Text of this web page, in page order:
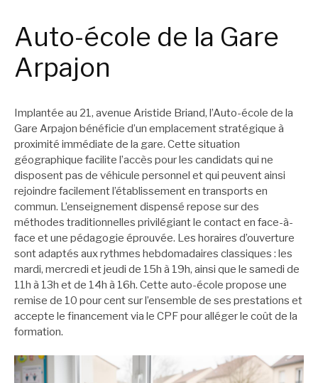
Auto-école de la Gare
Arpajon
Implantée au 21, avenue Aristide Briand, l’Auto-école de la
Gare Arpajon bénéficie d’un emplacement stratégique à
proximité immédiate de la gare. Cette situation
géographique facilite l’accès pour les candidats qui ne
disposent pas de véhicule personnel et qui peuvent ainsi
rejoindre facilement l’établissement en transports en
commun. L’enseignement dispensé repose sur des
méthodes traditionnelles privilégiant le contact en face-à-
face et une pédagogie éprouvée. Les horaires d’ouverture
sont adaptés aux rythmes hebdomadaires classiques : les
mardi, mercredi et jeudi de 15h à 19h, ainsi que le samedi de
11h à 13h et de 14h à 16h. Cette auto-école propose une
remise de 10 pour cent sur l’ensemble de ses prestations et
accepte le financement via le CPF pour alléger le coût de la
formation.